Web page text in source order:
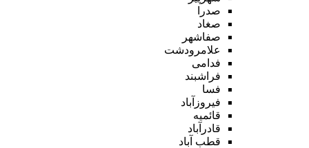
صدرا
صغاد
صفاشهر
علامرودشت
فدامی
فراشبند
فسا
فیروزآباد
قائمیه
قادرآباد
قطب آباد